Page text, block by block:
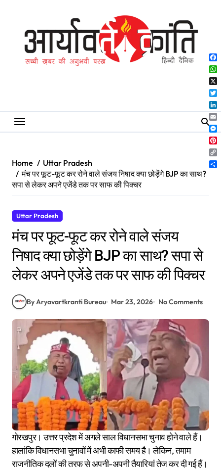
Home
Uttar Pradesh
मंच पर फूट-फूट कर रोने वाले संजय निषाद क्या छोड़ेंगे BJP का साथ?
सपा से लेकर अपने एजेंडे तक पर साफ की पिक्चर
Uttar Pradesh
मंच पर फूट-फूट कर रोने वाले संजय
निषाद क्या छोड़ेंगे BJP का साथ? सपा से
लेकर अपने एजेंडे तक पर साफ की पिक्चर
By Aryavartkranti Bureau Mar 23, 2026 No Comments
गोरखपुर। उत्तर प्रदेश में अगले साल विधानसभा चुनाव होने वाले हैं।
हालांकि विधानसभा चुनावों में अभी काफी समय है। लेकिन, तमाम
राजनीतिक दलों की तरफ से अपनी-अपनी तैयारियां तेज कर दी गई हैं।
X